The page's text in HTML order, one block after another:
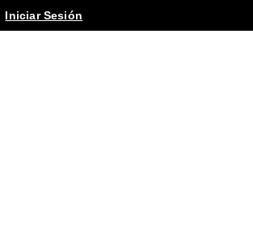
Iniciar Sesión